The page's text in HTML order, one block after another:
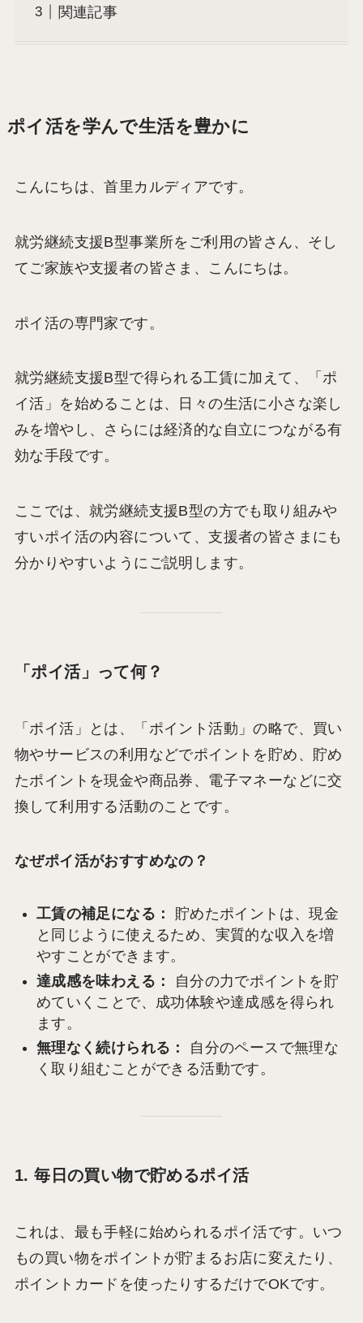
関連記事
ポイ活を学んで生活を豊かに
こんにちは、首里カルディアです。
就労継続支援B型事業所をご利用の皆さん、そし
てご家族や支援者の皆さま、こんにちは。
ポイ活の専門家です。
就労継続支援B型で得られる工賃に加えて、「ポ
イ活」を始めることは、日々の生活に小さな楽し
みを増やし、さらには経済的な自立につながる有
効な手段です。
ここでは、就労継続支援B型の方でも取り組みや
すいポイ活の内容について、支援者の皆さまにも
分かりやすいようにご説明します。
「ポイ活」って何？
「ポイ活」とは、「ポイント活動」の略で、買い
物やサービスの利用などでポイントを貯め、貯め
たポイントを現金や商品券、電子マネーなどに交
換して利用する活動のことです。
なぜポイ活がおすすめなの？
工賃の補足になる：
貯めたポイントは、現金
と同じように使えるため、実質的な収入を増
やすことができます。
達成感を味わえる：
自分の力でポイントを貯
めていくことで、成功体験や達成感を得られ
ます。
無理なく続けられる：
自分のペースで無理な
く取り組むことができる活動です。
1. 毎日の買い物で貯めるポイ活
これは、最も手軽に始められるポイ活です。いつ
もの買い物をポイントが貯まるお店に変えたり、
ポイントカードを使ったりするだけでOKです。